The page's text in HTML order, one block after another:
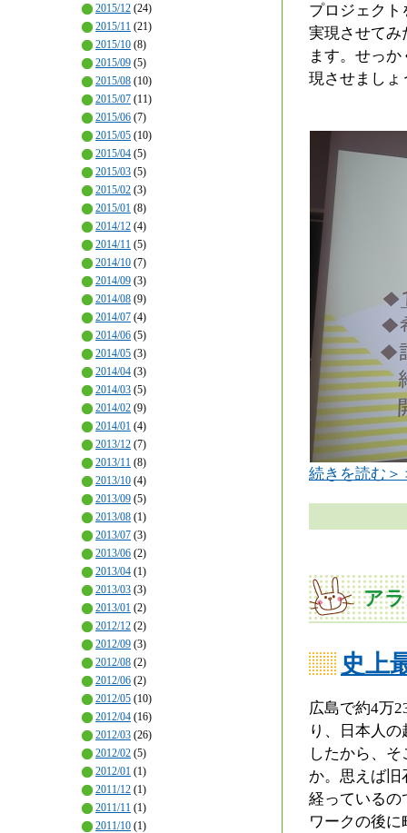
2015/12 (24)
2015/11 (21)
2015/10 (8)
2015/09 (5)
2015/08 (10)
2015/07 (11)
2015/06 (7)
2015/05 (10)
2015/04 (5)
2015/03 (5)
2015/02 (3)
2015/01 (8)
2014/12 (4)
2014/11 (5)
2014/10 (7)
2014/09 (3)
2014/08 (9)
2014/07 (4)
2014/06 (5)
2014/05 (3)
2014/04 (3)
2014/03 (5)
2014/02 (9)
2014/01 (4)
2013/12 (7)
2013/11 (8)
2013/10 (4)
2013/09 (5)
2013/08 (1)
2013/07 (3)
2013/06 (2)
2013/04 (1)
2013/03 (3)
2013/01 (2)
2012/12 (2)
2012/09 (3)
2012/08 (2)
2012/06 (2)
2012/05 (10)
2012/04 (16)
2012/03 (26)
2012/02 (5)
2012/01 (1)
2011/12 (1)
2011/11 (1)
2011/10 (1)
プロジェク
実現させてみ
ます。せっ
現させましょ
続きを読む＞
ア
史上
広島で約4万
り、日本人
したから、
か。思えば旧
経っている
ワークの後